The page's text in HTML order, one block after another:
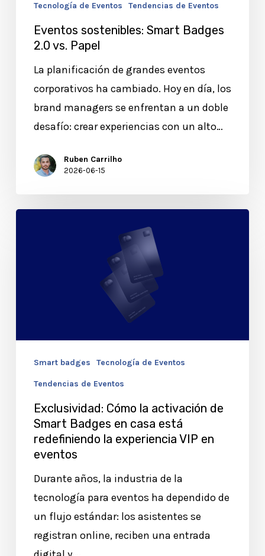
Tecnología de Eventos Tendencias de Eventos
Eventos sostenibles: Smart Badges
2.0 vs. Papel
La planificación de grandes eventos
corporativos ha cambiado. Hoy en día, los
brand managers se enfrentan a un doble
desafío: crear experiencias con un alto…
Ruben Carrilho
2026-06-15
casa
está
redefiniendo
experiencia
eventos
Smart badges Tecnología de Eventos
Tendencias de Eventos
Exclusividad: Cómo la activación de
Smart Badges en casa está
redefiniendo la experiencia VIP en
eventos
Durante años, la industria de la
tecnología para eventos ha dependido de
un flujo estándar: los asistentes se
registran online, reciben una entrada